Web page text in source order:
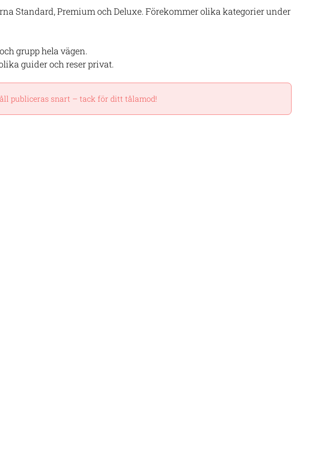
Standard, Premium och Deluxe. Förekommer olika kategorier under
grupp hela vägen.
guider och reser privat.
publiceras snart – tack för ditt tålamod!